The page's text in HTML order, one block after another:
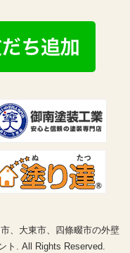
、大東市、四條畷市の外壁
ト. All Rights Reserved.